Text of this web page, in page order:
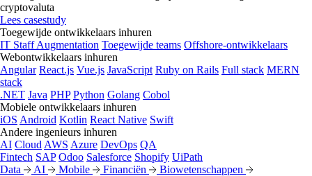
cryptovaluta
Lees casestudy
Toegewijde ontwikkelaars inhuren
IT Staff Augmentation Toegewijde teams Offshore-ontwikkelaars
Webontwikkelaars inhuren
Angular React.js Vue.js JavaScript Ruby on Rails Full stack MERN
stack
.NET Java PHP Python Golang Cobol
Mobiele ontwikkelaars inhuren
iOS Android Kotlin React Native Swift
Andere ingenieurs inhuren
AI Cloud AWS Azure DevOps QA
Fintech SAP Odoo Salesforce Shopify UiPath
Data
AI Mobile Financiën Biowetenschappen